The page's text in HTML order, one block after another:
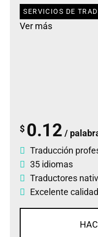
SERVICIOS DE
Ver más
$ 0.12 /
Traducción
35 idiomas
Traductores
Excelente